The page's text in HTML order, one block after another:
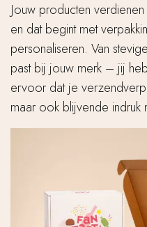
Jouw producten
en dat begint met
personaliseren. Van
past bij jouw merk – jij
ervoor dat je
maar ook blijvende indruk